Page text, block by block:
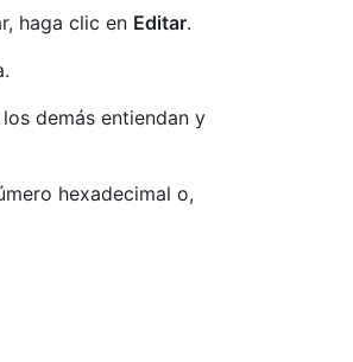
haga clic en Editar.
demás entiendan y
hexadecimal o,